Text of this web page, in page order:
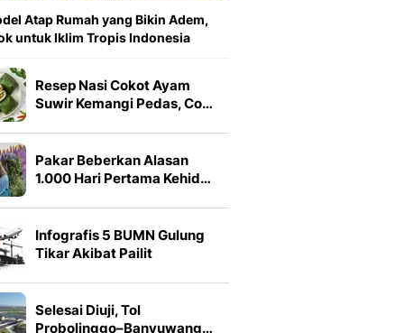
Atap Rumah yang Bikin Adem,
untuk Iklim Tropis Indonesia
Resep Nasi Cokot Ayam
Suwir Kemangi Pedas, Co…
Pakar Beberkan Alasan
1.000 Hari Pertama Kehid…
Infografis 5 BUMN Gulung
Tikar Akibat Pailit
Selesai Diuji, Tol
Probolinggo–Banyuwang…